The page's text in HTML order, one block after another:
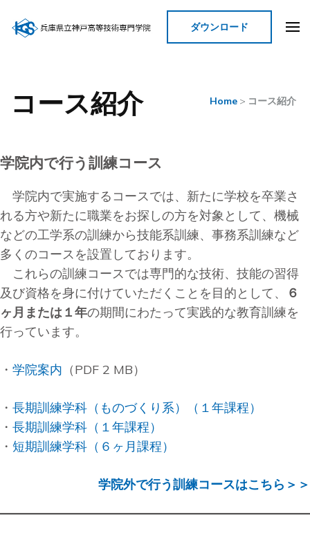
神戸高等技術専門学院
ダウンロード
コース紹介 Home > コース紹介
学院内で行う訓練コース
学院内で実施するコースでは、新たに学校を卒業さ
れる方や新たに職業をお探しの方を対象として、機械
などの工学系の訓練から技能系訓練、事務系訓練など
多くのコースを設置しております。
これらの訓練コースでは専門的な技術、技能の習得
及び資格を身に付けていただくことを目的として、
６
ヶ月または１年の期間にわたって実践的な教育訓練を
行っています。
・ 学院案内 （PDF 2 MB）
・ 長期訓練学科（ものづくり系）（１年課程）
・ 長期訓練学科（１年課程）
・ 短期訓練学科（６ヶ月課程）
学院外で行う訓練コースはこちら＞＞